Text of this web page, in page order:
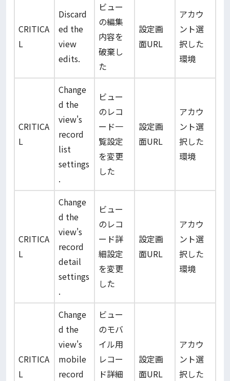
CRITICA
L
Discard
ed the
view
edits.
ビュー
の編集
内容を
破棄し
た
設定画
面URL
アカウ
ント選
択した
環境
CRITICA
L
Change
d the
view's
record
list
settings
.
ビュー
のレコ
ード一
覧設定
を変更
した
設定画
面URL
アカウ
ント選
択した
環境
CRITICA
L
Change
d the
view's
record
detail
settings
.
ビュー
のレコ
ード詳
細設定
を変更
した
設定画
面URL
アカウ
ント選
択した
環境
CRITICA
L
Change
d the
view's
mobile
record
ビュー
のモバ
イル用
レコー
ド詳細
設定画
面URL
アカウ
ント選
択した